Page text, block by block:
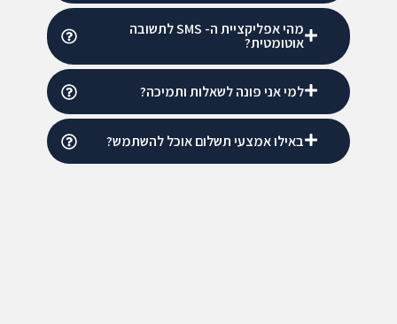
מהי אפליקציית ה- SMS לתשובה
אוטומטית?
למי אני פונה לשאלות ותמיכה?
באילו אמצעי תשלום אוכל להשתמש?